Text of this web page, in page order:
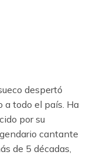
despertó
a todo el país. Ha
por su
cantante
de 5 décadas,